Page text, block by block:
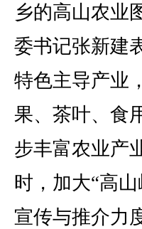
乡的高山农业
委书记张新建
特色主导产业
果、茶叶、食
步丰富农业产
时，加大“高
宣传与推介力